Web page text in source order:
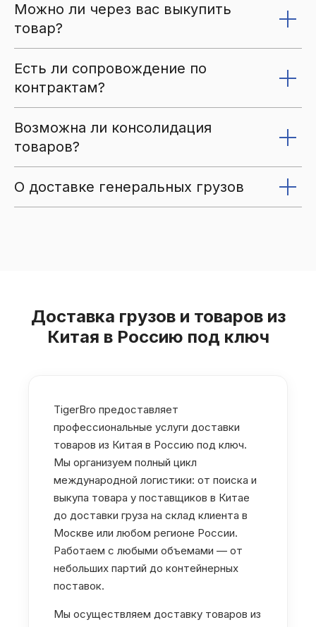
Можно ли через вас выкупить
товар?
Есть ли сопровождение по
контрактам?
Возможна ли консолидация
товаров?
О доставке генеральных грузов
Доставка грузов и товаров из
Китая в Россию под ключ
TigerBro предоставляет
профессиональные услуги доставки
товаров из Китая в Россию под ключ.
Мы организуем полный цикл
международной логистики: от поиска и
выкупа товара у поставщиков в Китае
до доставки груза на склад клиента в
Москве или любом регионе России.
Работаем с любыми объемами — от
небольших партий до контейнерных
поставок.
Мы осуществляем доставку товаров из